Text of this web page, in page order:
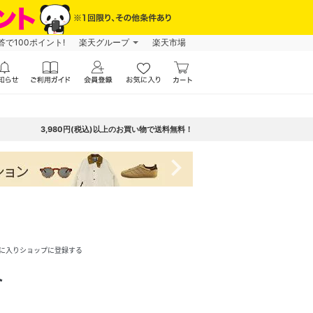
で100ポイント! 楽天グループ 楽天市場
3,980円(税込)以上のお買い物で送料無料！
navigate_next
入りショップに登録する